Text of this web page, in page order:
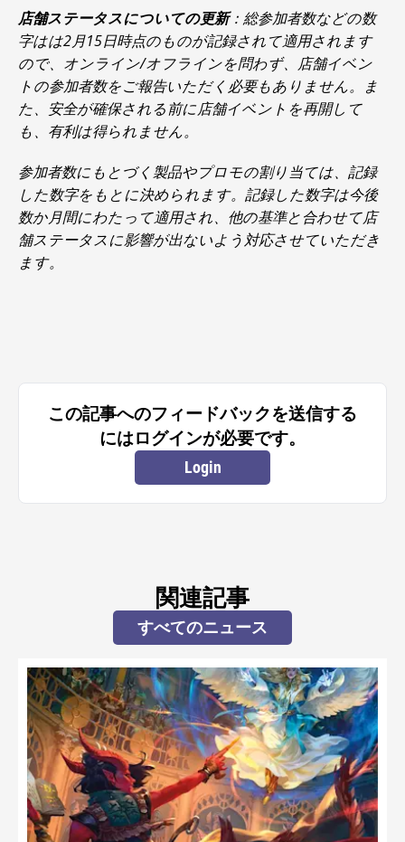
店舗ステータスについての更新：総参加者数などの数
字はは2月15日時点のものが記録されて適用されます
ので、オンライン/オフラインを問わず、店舗イベン
トの参加者数をご報告いただく必要もありません。ま
た、安全が確保される前に店舗イベントを再開して
も、有利は得られません。
参加者数にもとづく製品やプロモの割り当ては、記録
した数字をもとに決められます。記録した数字は今後
数か月間にわたって適用され、他の基準と合わせて店
舗ステータスに影響が出ないよう対応させていただき
ます。
この記事へのフィードバックを送信する
にはログインが必要です。
Login
関連記事
すべてのニュース